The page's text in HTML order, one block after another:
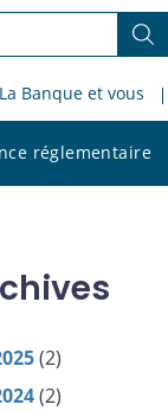
La Banque et vous
réglementaire
(2)
(2)